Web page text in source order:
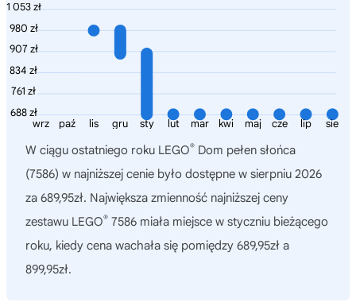
1 053 zł
980 zł
907 zł
834 zł
761 zł
688 zł
sie
lip
cze
maj
kwi
mar
lut
sty
gru
lis
paź
wrz
W ciągu ostatniego roku LEGO® Dom pełen słońca
(7586) w najniższej cenie było dostępne w sierpniu 2026
za 689,95zł. Największa zmienność najniższej ceny
zestawu LEGO® 7586 miała miejsce w styczniu bieżącego
roku, kiedy cena wachała się pomiędzy 689,95zł a
899,95zł.